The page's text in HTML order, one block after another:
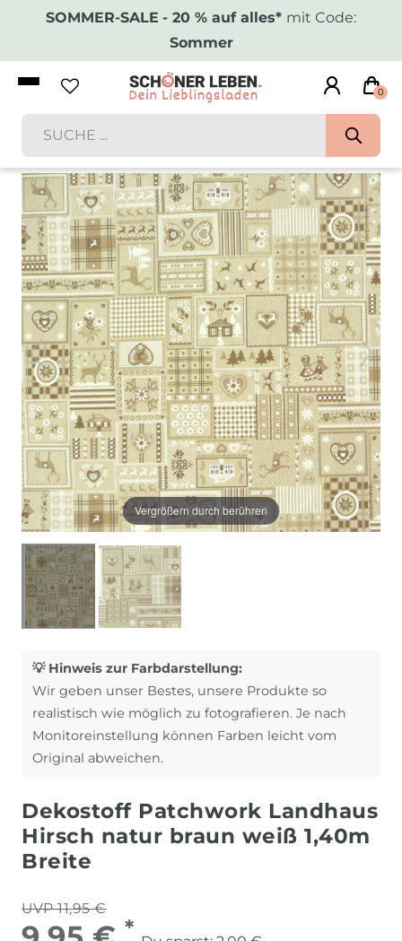
SOMMER-SALE - 20 % auf alles* mit Code:
Sommer
0
Vergrößern durch berühren
💡 Hinweis zur Farbdarstellung:
Wir geben unser Bestes, unsere Produkte so
realistisch wie möglich zu fotografieren. Je nach
Monitoreinstellung können Farben leicht vom
Original abweichen.
Dekostoff Patchwork Landhaus
Hirsch natur braun weiß 1,40m
Breite
UVP 11,95 €
*